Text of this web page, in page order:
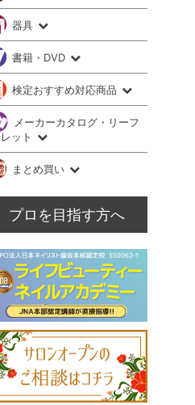
器具
書籍・DVD
検定おすすめ対応商品
メーカーカタログ・リーフ
レット
まとめ買い
プロを目指す方へ